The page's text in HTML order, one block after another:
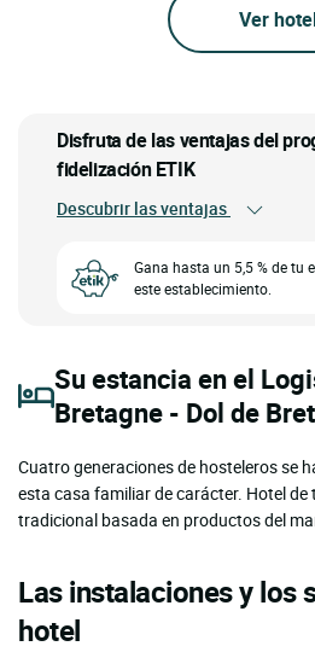
Ver
Disfruta de las ventajas del
fidelización ETIK
Descubrir las ventajas
Gana hasta un 5,5 % de tu
este establecimiento.
Su estancia en el
Bretagne - Dol de
Cuatro generaciones de hosteleros se
esta casa familiar de carácter. Hotel de
tradicional basada en productos del
Las instalaciones y los
hotel